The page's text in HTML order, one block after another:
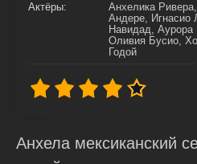
Актёры:
Анхелика
Андере, Игнасио
Навидад,
Оливия Бусио,
Годой
Анхела мексиканский